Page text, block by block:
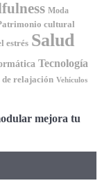
Moda
cultural
estrés Salud
Tecnología
de relajación Vehículos
mejora tu